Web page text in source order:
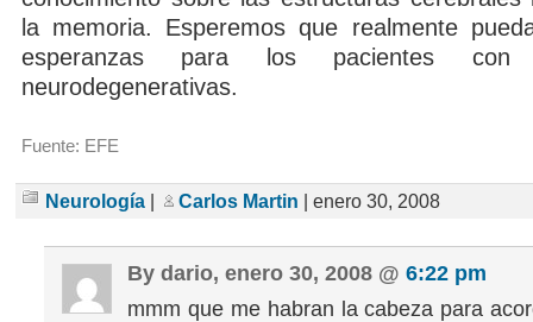
la memoria. Esperemos que realmente
esperanzas para los pacientes con
neurodegenerativas.
Fuente: EFE
Neurología Carlos Martin | enero 30, 2008
By dario, enero 30, 2008 @ 6:22 pm
mmm que me habran la cabeza para